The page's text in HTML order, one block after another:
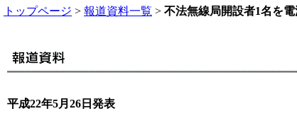
トップページ > 報道資料一覧 > 不法無線局開設者1名を
平成22年5月26日発表